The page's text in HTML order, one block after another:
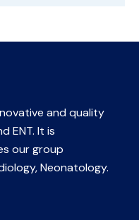
and quality
ENT. It is
our group
Neonatology.